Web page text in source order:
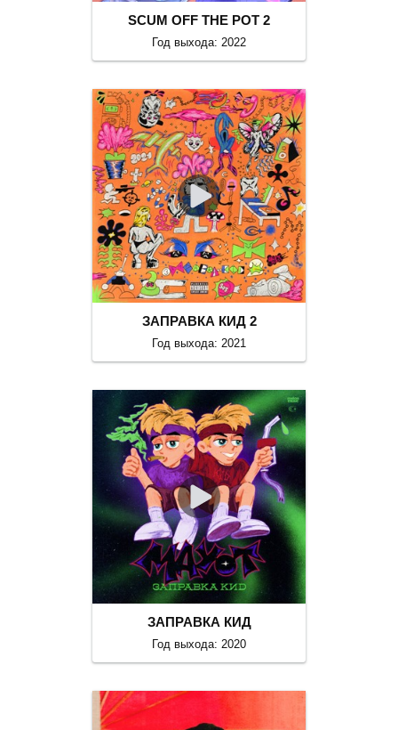
SCUM OFF THE POT 2
Год выхода: 2022
ЗАПРАВКА КИД 2
Год выхода: 2021
ЗАПРАВКА КИД
Год выхода: 2020